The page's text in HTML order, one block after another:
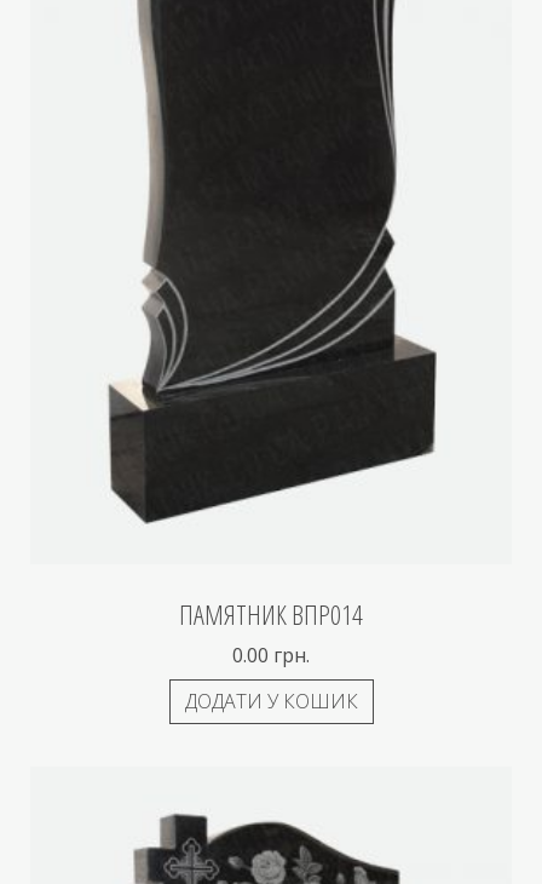
ПАМЯТНИК ВПР014
0.00 грн.
ДОДАТИ У КОШИК